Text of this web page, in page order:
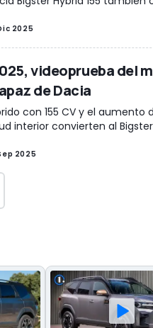
2025
videoprueba del
de Dacia
con 155 CV y el aumento
interior convierten al
2025